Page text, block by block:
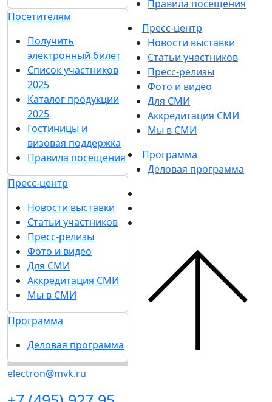
Участникам
Забронировать
стенд
Каталог стендов
Работаем на своем
Субсидии на участие
Советы по участию в
выставке
Пригласить
посетителей на
стенд
Гостиницы и
визовая поддержка
Посетителям
Получить
электронный билет
Список участников
2025
Каталог продукции
2025
Гостиницы и
визовая поддержка
Правила посещения
Пресс-центр
выставке
Пригласить
посетителей на стенд
Гостиницы и визовая
поддержка
Посетителям
Получить электронный
Список участников 2025
Каталог продукции 2025
Новости выставки
Статьи участников
Пресс-релизы
Фото и видео